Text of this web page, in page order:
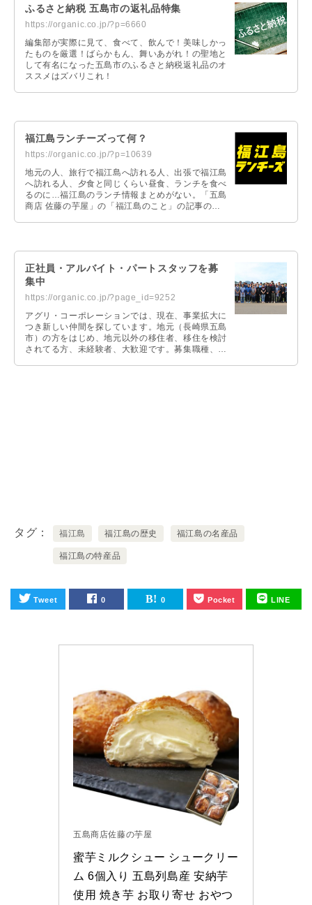
ふるさと納税 五島市の返礼品特集
https://organic.co.jp/?p=6660
編集部が実際に見て、食べて、飲んで！美味しかっ
たものを厳選！ばらかもん、舞いあがれ！の聖地と
して有名になった五島市のふるさと納税返礼品のオ
ススメはズバリこれ！
福江島ランチーズって何？
https://organic.co.jp/?p=10639
地元の人、旅行で福江島へ訪れる人、出張で福江島
へ訪れる人、夕食と同じくらい昼食、ランチを食べ
るのに…福江島のランチ情報まとめがない。「五島
商店 佐藤の芋屋」の「福江島のこと」の記事の中
ズ」なのです。
正社員・アルバイト・パートスタッフを募
集中
https://organic.co.jp/?page_id=9252
アグリ・コーポレーションでは、現在、事業拡大に
つき新しい仲間を探しています。地元（長崎県五島
市）の方をはじめ、地元以外の移住者、移住を検討
されてる方、未経験者、大歓迎です。募集職種、ご
タグ 福江島 福江島の歴史 福江島の名産品
福江島の特産品
Tweet 0 0 Pocket LINE
五島商店佐藤の芋屋
蜜芋ミルクシュー シュークリー
ム 6個入り 五島列島産 安納芋
使用 焼き芋 お取り寄せ おやつ